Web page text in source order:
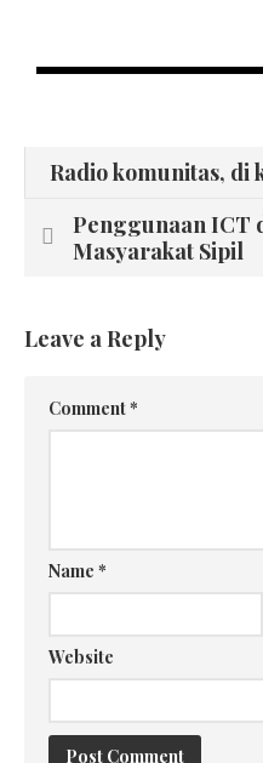
Radio komunitas, di
Penggunaan ICT
Masyarakat Sipil
Leave a Reply
Comment*
Name *
Website